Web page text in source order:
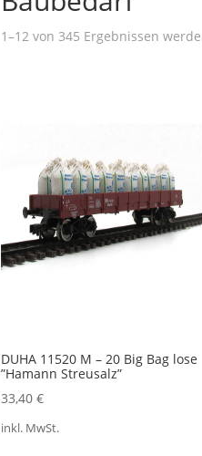
1–12 von 345 Ergebnissen
DUHA 11520 M – 20 Big Bag lose
”Hamann Streusalz”
33,40€
inkl. MwSt.